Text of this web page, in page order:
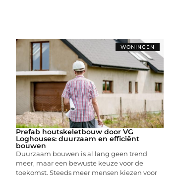
WONINGEN
Prefab houtskeletbouw door VG
Loghouses: duurzaam en efficiënt
bouwen
Duurzaam bouwen is al lang geen trend
meer, maar een bewuste keuze voor de
toekomst. Steeds meer mensen kiezen voor